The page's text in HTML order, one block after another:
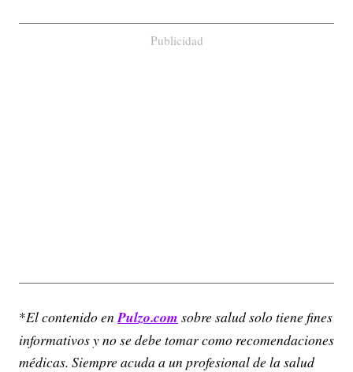
Publicidad
*El contenido enPulzo.com sobre salud solo tiene fines
informativos y no se debe tomar como recomendaciones
médicas. Siempre acuda a un profesional de la salud